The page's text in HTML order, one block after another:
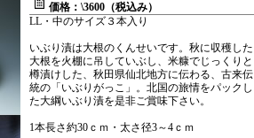
価格：\3600（税込み）
LL・中のサイズ３本入り
いぶり漬は大根のくんせいです。秋に収穫した
大根を火棚に吊していぶし、米糠でじっくりと
樽漬けした、秋田県仙北地方に伝わる、古来伝
統の「いぶりがっこ」。北国の旅情をパックし
た大綱いぶり漬を是非ご賞味下さい。
1本長さ約30ｃｍ・太さ径3～4ｃｍ